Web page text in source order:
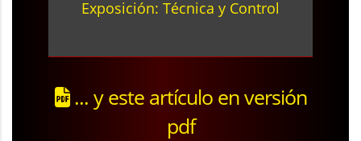
Exposición: Técnica y Control
... y este artículo en versión
pdf